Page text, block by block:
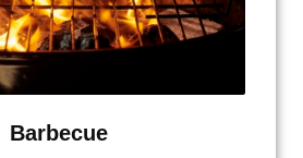
Barbecue